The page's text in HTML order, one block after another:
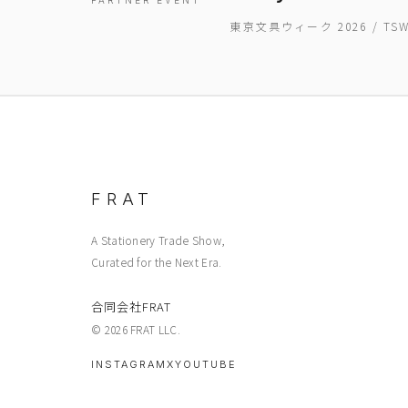
東京文具ウィーク 2026 /
FRAT
A Stationery Trade Show,
Curated for the Next Era.
合同会社FRAT
© 2026 FRAT LLC.
INSTAGRAM XYOUTUBE